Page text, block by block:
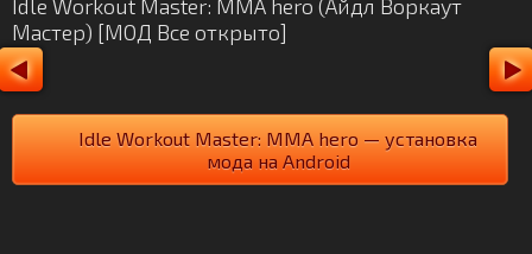
Idle Workout Master: MMA hero (Айдл Воркаут
Мастер) [МОД Все открыто]
Idle Workout Master: MMA hero — установка
мода на Android